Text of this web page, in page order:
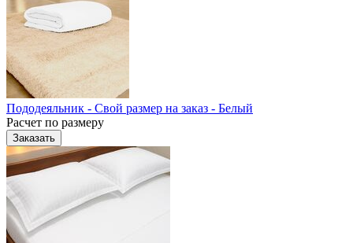
Пододеяльник - Свой размер на заказ - Белый
Расчет по размеру
Заказать